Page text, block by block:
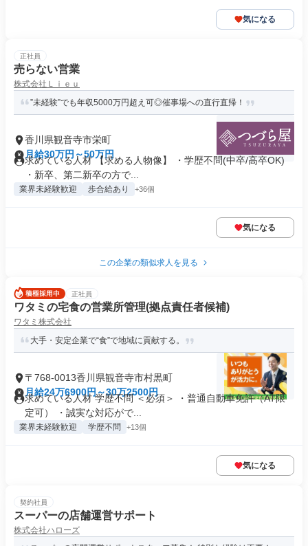
気になる
正社員
売らない営業
株式会社Ｌｉｅｕ
”未経験”でも年収5000万円超え可◎催事場への直行直帰！
香川県観音寺市栄町
月給30万円～50万円
求めている人材 【求める人物像】 ・学歴不問(中卒/高卒OK)
・新卒、第二新卒の方で...
業界未経験歓迎 歩合給あり +36個
気になる
この企業の類似求人を見る
正社員
ワタミの宅食の営業所管理(拠点責任者候補)
ワタミ株式会社
大手・安定企業で“食”で地域に貢献する。
〒768-0013香川県観音寺市村黒町
月給24万6900円～30万2500円
求めている人材 学歴不問 ＜必須＞ ・普通自動車免許（AT限
定可） ・誠実な対応がで...
業界未経験歓迎 学歴不問 +13個
気になる
契約社員
スーパーの店舗運営サポート
株式会社ハローズ